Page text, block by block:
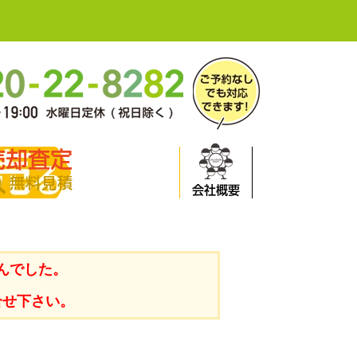
却査定
無料見積 会社概要
した。
下さい。